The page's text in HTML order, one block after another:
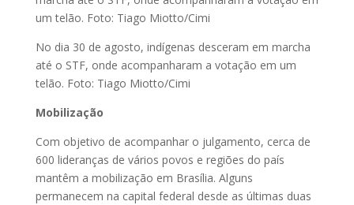
No dia 30 de agosto, indígenas desceram em marcha
até o STF, onde acompanharam a votação em um
telão. Foto: Tiago Miotto/Cimi
Mobilização
Com objetivo de acompanhar o julgamento, cerca de
600 lideranças de vários povos e regiões do país
mantêm a mobilização em Brasília. Alguns
permanecem na capital federal desde as últimas duas